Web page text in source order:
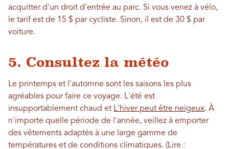
acquitter d'un droit d'entrée au parc. Si vous venez à vélo,
le tarif est de 15 $ par cycliste. Sinon, il est de 30 $ par
voiture.
5. Consultez la météo
Le printemps et l'automne sont les saisons les plus
agréables pour faire ce voyage. L'été est
insupportablement chaud et L'hiver peut être neigeux. À
n'importe quelle période de l'année, veillez à emporter
des vêtements adaptés à une large gamme de
températures et de conditions climatiques. (Lire :